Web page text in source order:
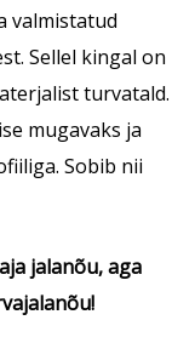
valmistatud
Sellel kingal on
turvatald.
mugavaks ja
Sobib nii
jalanõu, aga